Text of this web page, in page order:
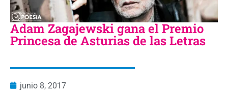
Adam Zagajewski gana el Premio
Princesa de Asturias de las Letras
junio 8, 2017